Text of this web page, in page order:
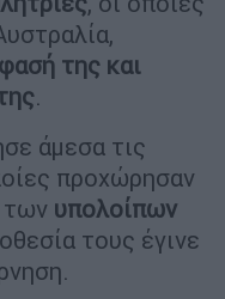
της και
.
άμεσα τις
προχώρησαν
των υπολοίπων
τους έγινε